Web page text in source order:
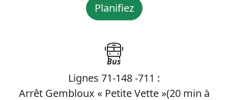
Planifiez
Bus
Lignes 71-148 -711 :
Arrêt Gembloux « Petite Vette »(20 min à